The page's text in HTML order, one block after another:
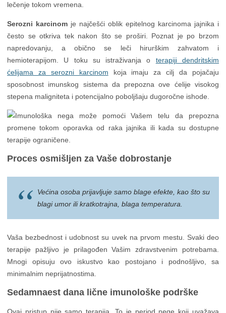
lečenje tokom vremena.
Serozni karcinom je najčešći oblik epitelnog karcinoma jajnika i
često se otkriva tek nakon što se proširi. Poznat je po brzom
napredovanju, a obično se leči hirurškim zahvatom i
hemioterapijom. U toku su istraživanja o terapiji dendritskim
ćelijama za serozni karcinom koja imaju za cilj da pojačaju
sposobnost imunskog sistema da prepozna ove ćelije visokog
stepena maligniteta i potencijalno poboljšaju dugoročne ishode.
Proces osmišljen za Vaše dobrostanje
Većina osoba prijavljuje samo blage efekte, kao što su
blagi umor ili kratkotrajna, blaga temperatura.
Vaša bezbednost i udobnost su uvek na prvom mestu. Svaki deo
terapije pažljivo je prilagođen Vašim zdravstvenim potrebama.
Mnogi opisuju ovo iskustvo kao postojano i podnošljivo, sa
minimalnim neprijatnostima.
Sedamnaest dana lične imunološke podrške